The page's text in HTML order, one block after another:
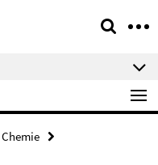
Chemie